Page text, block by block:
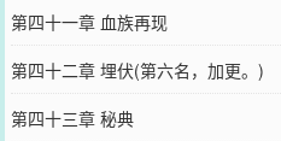
第四十一章 血族再现
第四十二章 埋伏(第六名，加更。)
第四十三章 秘典